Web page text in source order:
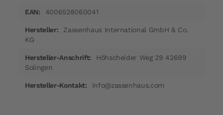
4006528060041
Zassenhaus International GmbH & Co.
KG
Höhscheider Weg 29 42699
Solingen
info@zassenhaus.com